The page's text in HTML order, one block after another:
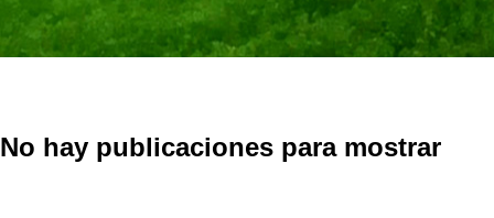
No hay publicaciones para mostrar